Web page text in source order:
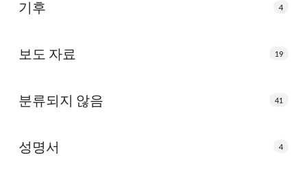
기후 4
보도 자료 19
분류되지 않음 41
성명서 4